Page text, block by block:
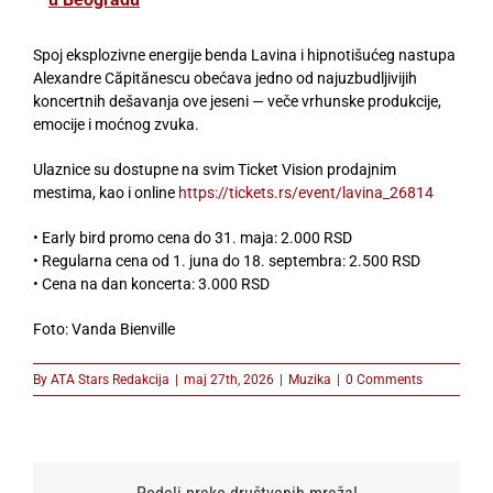
Spoj eksplozivne energije benda Lavina i hipnotišućeg nastupa
Alexandre Căpitănescu obećava jedno od najuzbudljivijih
koncertnih dešavanja ove jeseni — veče vrhunske produkcije,
emocije i moćnog zvuka.
Ulaznice su dostupne na svim Ticket Vision prodajnim
mestima, kao i online https://tickets.rs/event/lavina_26814
• Early bird promo cena do 31. maja: 2.000 RSD
• Regularna cena od 1. juna do 18. septembra: 2.500 RSD
• Cena na dan koncerta: 3.000 RSD
Foto: Vanda Bienville
By ATA Stars Redakcija maj 27th, 2026 Muzika 0 Comments